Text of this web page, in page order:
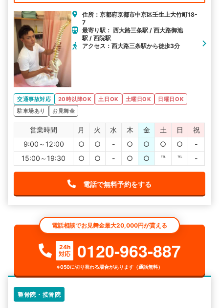
住所：京都府京都市中京区壬生上大竹町18-
7
最寄り駅： 西大路三条駅 / 西大路御池
駅 / 西院駅
アクセス：西大路三条駅から徒歩3分
交通事故対応 20時以降OK 土日OK 土曜日OK
日曜日OK
駐車場あり
お見舞金
営業時間 月 火 水 木 金 土 日
祝
9:00～12:00
○ ○ - ○ ○ ○ ○
-
15:00～19:30
○ ○ - ○ ○ ℡ ℡ -
電話で無料予約をする
電話相談でお見舞金最大20,000円が貰える
24h
対応
0120-963-887
※050に切り替わる場合があります（通話無料）
整骨院・接骨院